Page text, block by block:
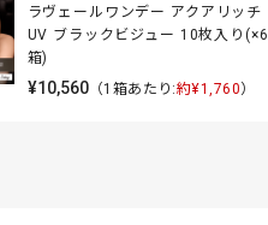
ラヴェールワンデー アクアリッチ
UV ブラックビジュー 10枚入り(×6
箱)
¥10,560（1箱あたり:約¥1,760）